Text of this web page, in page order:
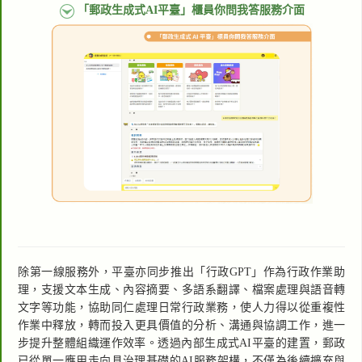
「郵政生成式AI平臺」櫃員你問我答服務介面
除第一線服務外，平臺亦同步推出「行政GPT」作為行政作業助
理，支援文本生成、內容摘要、多語系翻譯、檔案處理與語音轉
文字等功能，協助同仁處理日常行政業務，使人力得以從重複性
作業中釋放，轉而投入更具價值的分析、溝通與協調工作，進一
步提升整體組織運作效率。透過內部生成式AI平臺的建置，郵政